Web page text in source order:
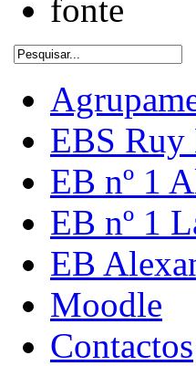
EBS Ruy
EB nº 1
EB nº 1
EB
Moodle
Contactos